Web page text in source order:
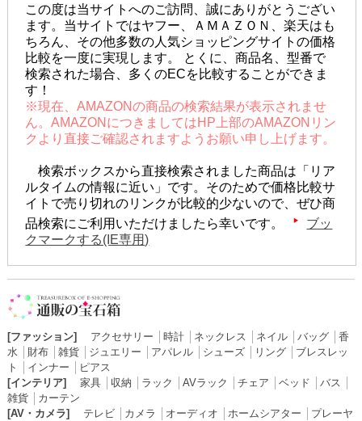
この度は当サイトへのご訪問、誠にありがとうござい
ます。当サイトではヤフー、ＡＭＡＺＯＮ、楽天はも
ちろん、その他多数の人気ショッピングサイトの価格
比較を一度に実現します。 とくに、商品名、型番で
検索された場合、多くのECを比較することができま
す！
※現在、AMAZONの商品の検索結果が表示されませ
ん。AMAZONにつきましてはHP上部のAMAZONリン
クより直接ご確認されますようお願い申し上げます。
検索ボックスから直接検索されました商品は「リア
ルタイムの情報に近い」です。そのためで価格比較サ
イトで売り切れのリンクが比較的少ないので、ぜひ商
品検索にご利用いただけましたら幸いです。
ブッ
クマークする(IE専用)
[ファッション] アクセサリー 時計│ ネックレス ネイル│ バッグ│ 香
水
財布│ 雑貨│ ジュエリー アパレル│ シューズ│ リング│ ブレスレッ
ト
インナー
ピアス
[インテリア]
家具│ 収納 ラック AVラック チェア ベッド バス
雑貨│ カーテン
[AV・カメラ]
テレビ│ カメラ オーディオ ホームシアター
プレーヤ